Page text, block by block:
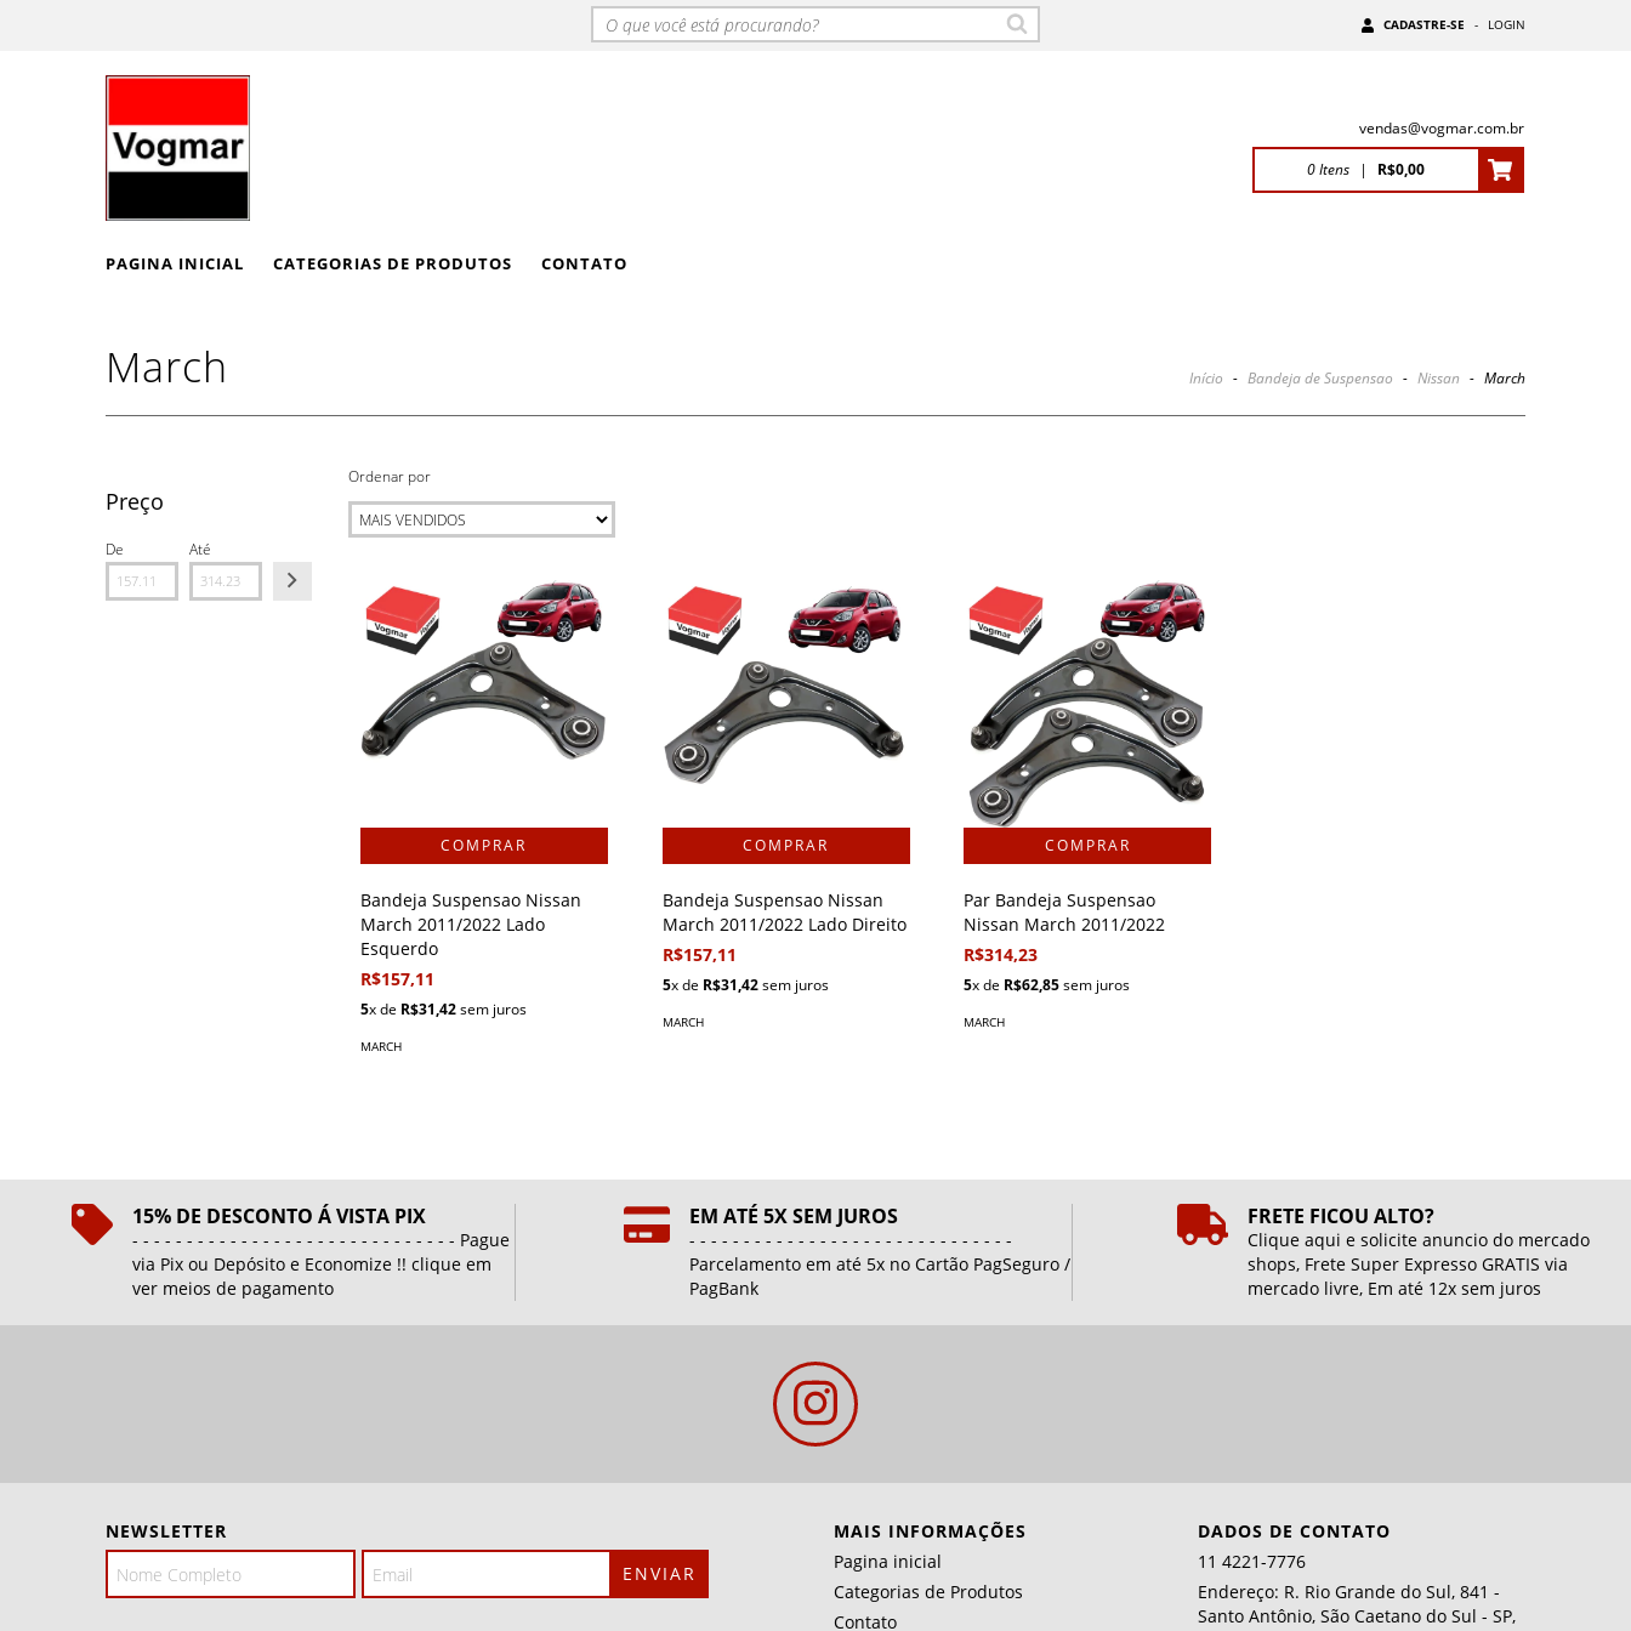
CADASTRE-SE - LOGIN
vendas@vogmar.com.br
0Itens | R$0,00
PAGINA INICIAL CATEGORIAS DE PRODUTOS CONTATO
March Início - Bandeja de Suspensao - Nissan - March
Preço
De Até
Ordenar por
Bandeja Suspensao Nissan
March 2011/2022 Lado
Esquerdo
R$157,11
5x de R$31,42sem juros
MARCH
Bandeja Suspensao Nissan
March 2011/2022 Lado Direito
R$157,11
5x de R$31,42sem juros
MARCH
Par Bandeja Suspensao
Nissan March 2011/2022
R$314,23
5x de R$62,85sem juros
MARCH
15% DE DESCONTO Á VISTA PIX
- - - - - - - - - - - - - - - - - - - - - - - - - - - - - - Pague
via Pix ou Depósito e Economize !! clique em
ver meios de pagamento
EM ATÉ 5X SEM JUROS
- - - - - - - - - - - - - - - - - - - - - - - - - - - - - -
Parcelamento em até 5x no Cartão PagSeguro /
PagBank
FRETE FICOU ALTO?
Clique aqui e solicite anuncio do mercado
shops, Frete Super Expresso GRATIS via
mercado livre, Em até 12x sem juros
NEWSLETTER
MAIS INFORMAÇÕES
Pagina inicial
Categorias de Produtos
Contato
DADOS DE CONTATO
11 4221-7776
Endereço: R. Rio Grande do Sul, 841 -
Santo Antônio, São Caetano do Sul - SP,